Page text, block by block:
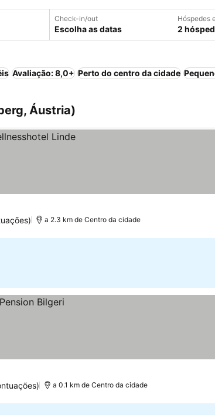
Check-in/out
Escolha as datas
Hóspedes
2
Avaliação: 8,0+ Perto do centro da cidade
Áustria)
a 2.3 km de Centro da cidade
a 0.1 km de Centro da cidade